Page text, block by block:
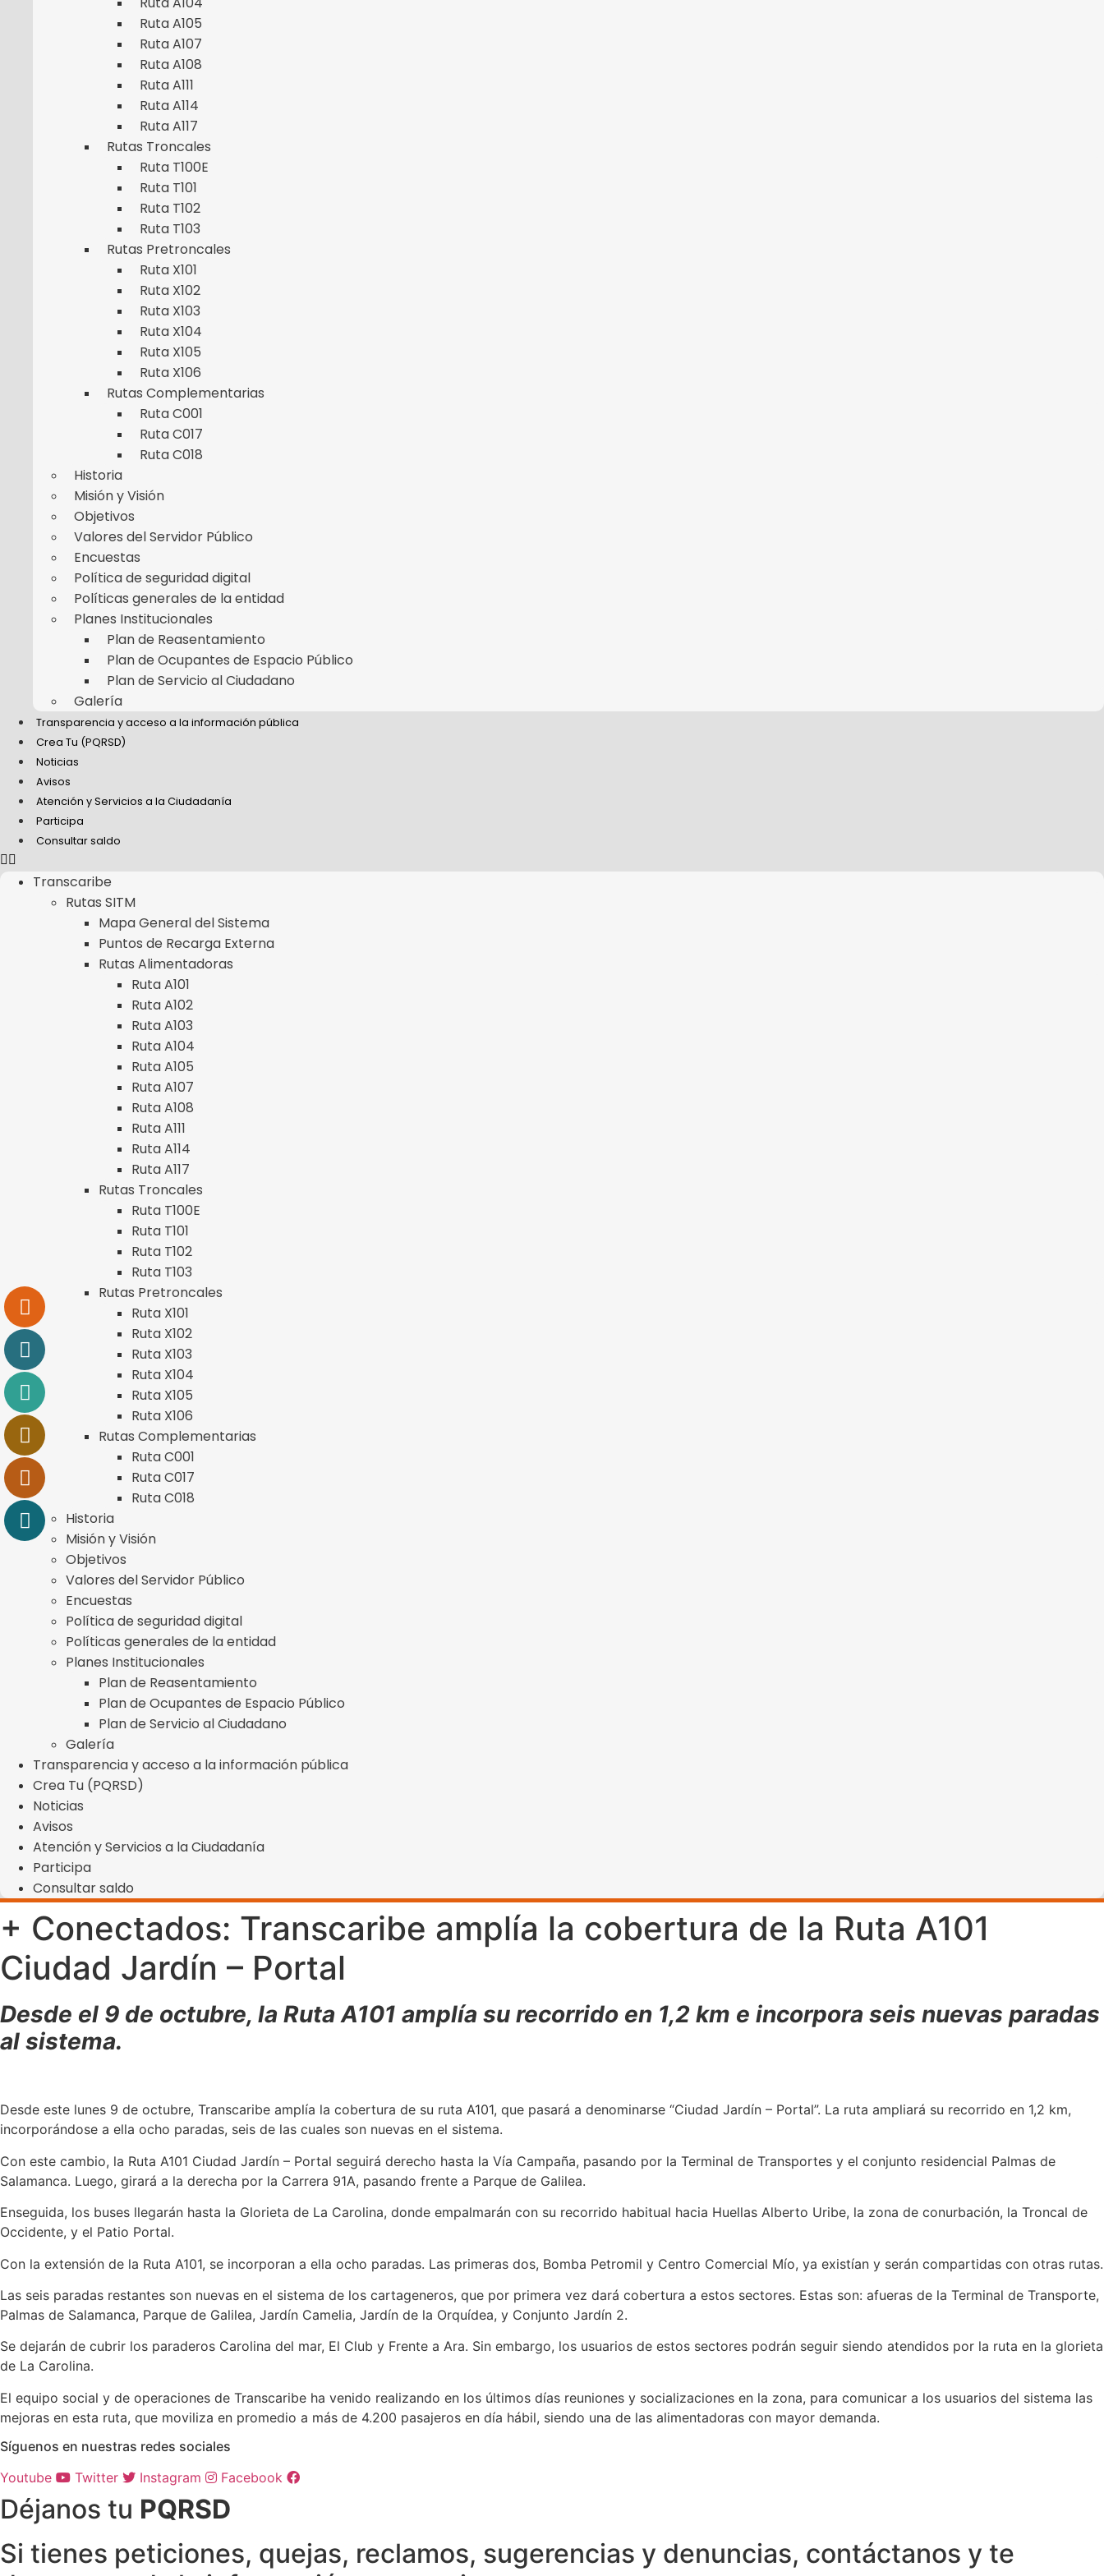
Ruta A105
Ruta A107
Ruta A108
Ruta A111
Ruta A114
Ruta A117
Rutas Troncales
Ruta T100E
Ruta T101
Ruta T102
Ruta T103
Rutas Pretroncales
Ruta X101
Ruta X102
Ruta X103
Ruta X104
Ruta X105
Ruta X106
Rutas Complementarias
Ruta C001
Ruta C017
Ruta C018
Historia
Misión y Visión
Objetivos
Valores del Servidor Público
Encuestas
Política de seguridad digital
Políticas generales de la entidad
Planes Institucionales
Plan de Reasentamiento
Plan de Ocupantes de Espacio Público
Plan de Servicio al Ciudadano
Galería
Transparencia y acceso a la información pública
Crea Tu (PQRSD)
Noticias
Avisos
Atención y Servicios a la Ciudadanía
Participa
Consultar saldo
Transcaribe
Rutas SITM
Mapa General del Sistema
Puntos de Recarga Externa
Rutas Alimentadoras
Ruta A101
Ruta A102
Ruta A103
Ruta A104
Ruta A105
Ruta A107
Ruta A108
Ruta A111
Ruta A114
Ruta A117
Rutas Troncales
Ruta T100E
Ruta T101
Ruta T102
Ruta T103
Rutas Pretroncales
Ruta X101
Ruta X102
Ruta X103
Ruta X104
Ruta X105
Ruta X106
Rutas Complementarias
Ruta C001
Ruta C017
Ruta C018
Historia
Misión y Visión
Objetivos
Valores del Servidor Público
Encuestas
Política de seguridad digital
Políticas generales de la entidad
Planes Institucionales
Plan de Reasentamiento
Plan de Ocupantes de Espacio Público
Plan de Servicio al Ciudadano
Galería
Transparencia y acceso a la información pública
Crea Tu (PQRSD)
Noticias
Avisos
Atención y Servicios a la Ciudadanía
Participa
Consultar saldo
+ Conectados: Transcaribe amplía la cobertura de la Ruta A101
Ciudad Jardín – Portal
Desde el 9 de octubre, la Ruta A101 amplía su recorrido en 1,2 km e incorpora seis nuevas paradas
al sistema.
Desde este lunes 9 de octubre, Transcaribe amplía la cobertura de su ruta A101, que pasará a denominarse “Ciudad Jardín – Portal”. La ruta ampliará su recorrido en 1,2 km,
incorporándose a ella ocho paradas, seis de las cuales son nuevas en el sistema.
Con este cambio, la Ruta A101 Ciudad Jardín – Portal seguirá derecho hasta la Vía Campaña, pasando por la Terminal de Transportes y el conjunto residencial Palmas de
Salamanca. Luego, girará a la derecha por la Carrera 91A, pasando frente a Parque de Galilea.
Enseguida, los buses llegarán hasta la Glorieta de La Carolina, donde empalmarán con su recorrido habitual hacia Huellas Alberto Uribe, la zona de conurbación, la Troncal de
Occidente, y el Patio Portal.
Con la extensión de la Ruta A101, se incorporan a ella ocho paradas. Las primeras dos, Bomba Petromil y Centro Comercial Mío, ya existían y serán compartidas con otras rutas.
Las seis paradas restantes son nuevas en el sistema de los cartageneros, que por primera vez dará cobertura a estos sectores. Estas son: afueras de la Terminal de Transporte,
Palmas de Salamanca, Parque de Galilea, Jardín Camelia, Jardín de la Orquídea, y Conjunto Jardín 2.
Se dejarán de cubrir los paraderos Carolina del mar, El Club y Frente a Ara. Sin embargo, los usuarios de estos sectores podrán seguir siendo atendidos por la ruta en la glorieta
de La Carolina.
El equipo social y de operaciones de Transcaribe ha venido realizando en los últimos días reuniones y socializaciones en la zona, para comunicar a los usuarios del sistema las
mejoras en esta ruta, que moviliza en promedio a más de 4.200 pasajeros en día hábil, siendo una de las alimentadoras con mayor demanda.
Síguenos en nuestras redes sociales
Youtube
Twitter Instagram Facebook
Déjanos tu PQRSD
Si tienes peticiones, quejas, reclamos, sugerencias y denuncias, contáctanos y te